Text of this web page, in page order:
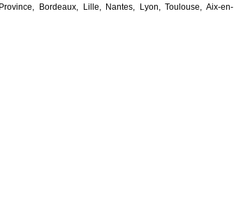
Bordeaux, Lille, Nantes, Lyon, Toulouse, Aix-en-